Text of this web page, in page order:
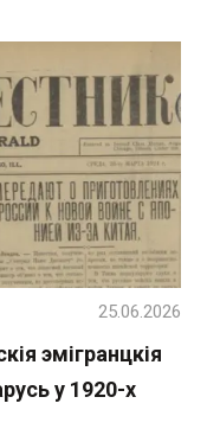
эмігранцкія
у 1920-х
25.06.2026